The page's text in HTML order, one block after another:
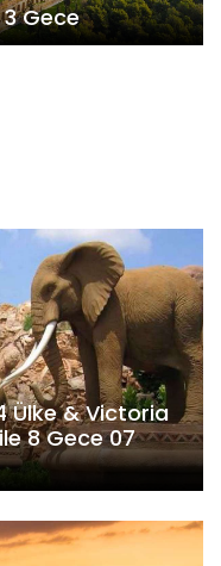
Gece
Ülke & Victoria
8 Gece 07